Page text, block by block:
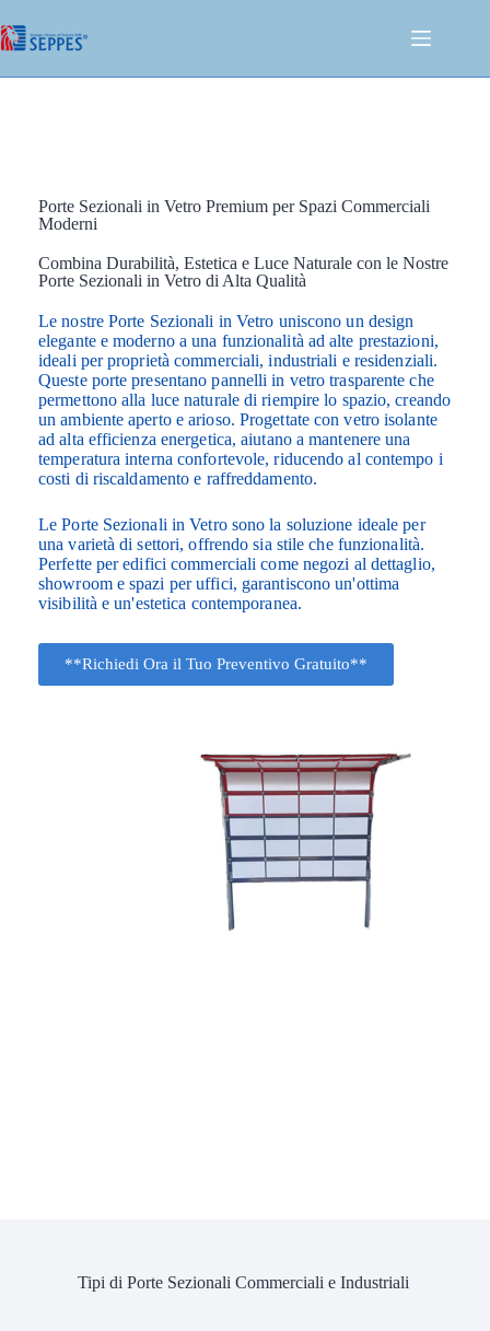
Porte Sezionali in Vetro Premium per Spazi Commerciali
Moderni
Combina Durabilità, Estetica e Luce Naturale con le Nostre
Porte Sezionali in Vetro di Alta Qualità
Le nostre Porte Sezionali in Vetro uniscono un design
elegante e moderno a una funzionalità ad alte prestazioni,
ideali per proprietà commerciali, industriali e residenziali.
Queste porte presentano pannelli in vetro trasparente che
permettono alla luce naturale di riempire lo spazio, creando
un ambiente aperto e arioso. Progettate con vetro isolante
ad alta efficienza energetica, aiutano a mantenere una
temperatura interna confortevole, riducendo al contempo i
costi di riscaldamento e raffreddamento.
Le Porte Sezionali in Vetro sono la soluzione ideale per
una varietà di settori, offrendo sia stile che funzionalità.
Perfette per edifici commerciali come negozi al dettaglio,
showroom e spazi per uffici, garantiscono un'ottima
visibilità e un'estetica contemporanea.
**Richiedi Ora il Tuo Preventivo Gratuito**
Tipi di Porte Sezionali Commerciali e Industriali